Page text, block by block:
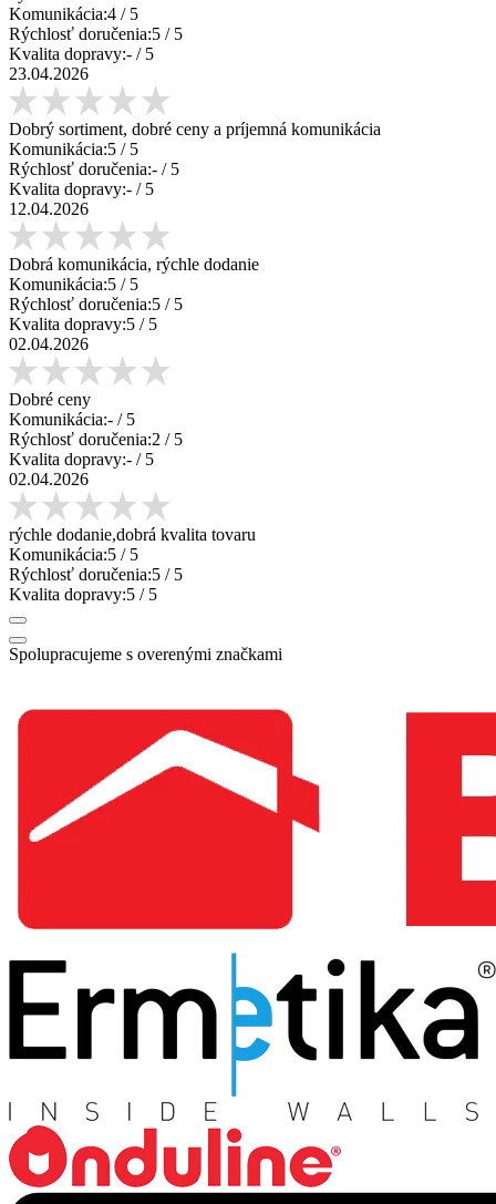
Komunikácia:4 / 5
Rýchlosť doručenia:5 / 5
Kvalita dopravy:- / 5
23.04.2026
Dobrý sortiment, dobré ceny a príjemná komunikácia
Komunikácia:5 / 5
Rýchlosť doručenia:- / 5
Kvalita dopravy:- / 5
12.04.2026
Dobrá komunikácia, rýchle dodanie
Komunikácia:5 / 5
Rýchlosť doručenia:5 / 5
Kvalita dopravy:5 / 5
02.04.2026
Dobré ceny
Komunikácia:- / 5
Rýchlosť doručenia:2 / 5
Kvalita dopravy:- / 5
02.04.2026
rýchle dodanie,dobrá kvalita tovaru
Komunikácia:5 / 5
Rýchlosť doručenia:5 / 5
Kvalita dopravy:5 / 5
Spolupracujeme s overenými značkami